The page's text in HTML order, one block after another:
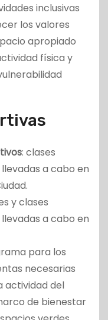
inclusivas
los valores
apropiado
física y
: clases
a cabo en
y clases
a cabo en
para los
necesarias
actividad del
de bienestar